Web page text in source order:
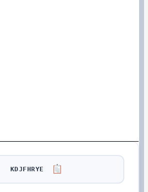
KDJFHRYE